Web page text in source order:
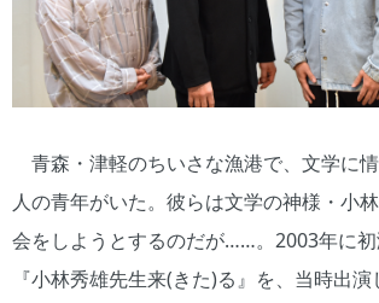
青森・津軽のちいさな漁港で、文学に
人の青年がいた。彼らは文学の神様・小
会をしようとするのだが……。2003年に
『小林秀雄先生来(きた)る』を、当時出